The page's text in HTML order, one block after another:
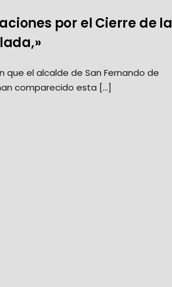
por el Cierre de la
que el alcalde de San Fernando de
comparecido esta […]